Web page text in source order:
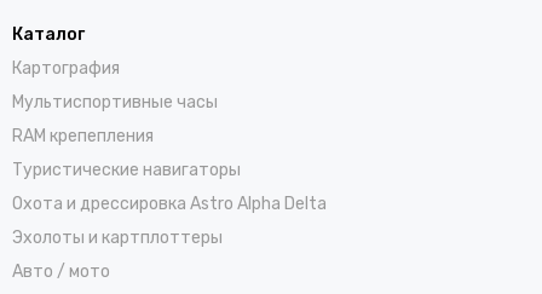
Каталог
Картография
Мультиспортивные часы
RAM крепепления
Туристические навигаторы
Охота и дрессировка Astro Alpha Delta
Эхолоты и картплоттеры
Авто / мото